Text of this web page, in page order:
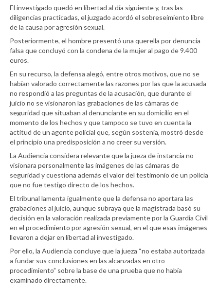
El investigado quedó en libertad al día siguiente y, tras las
diligencias practicadas, el juzgado acordó el sobreseimiento libre
de la causa por agresión sexual.
Posteriormente, el hombre presentó una querella por denuncia
falsa que concluyó con la condena de la mujer al pago de 9.400
euros.
En su recurso, la defensa alegó, entre otros motivos, que no se
habían valorado correctamente las razones por las que la acusada
no respondió a las preguntas de la acusación, que durante el
juicio no se visionaron las grabaciones de las cámaras de
seguridad que situaban al denunciante en su domicilio en el
momento de los hechos y que tampoco se tuvo en cuenta la
actitud de un agente policial que, según sostenía, mostró desde
el principio una predisposición a no creer su versión.
La Audiencia considera relevante que la jueza de instancia no
visionara personalmente las imágenes de las cámaras de
seguridad y cuestiona además el valor del testimonio de un policía
que no fue testigo directo de los hechos.
El tribunal lamenta igualmente que la defensa no aportara las
grabaciones al juicio, aunque subraya que la magistrada basó su
decisión en la valoración realizada previamente por la Guardia Civil
en el procedimiento por agresión sexual, en el que esas imágenes
llevaron a dejar en libertad al investigado.
Por ello, la Audiencia concluye que la jueza “no estaba autorizada
a fundar sus conclusiones en las alcanzadas en otro
procedimiento” sobre la base de una prueba que no había
examinado directamente.